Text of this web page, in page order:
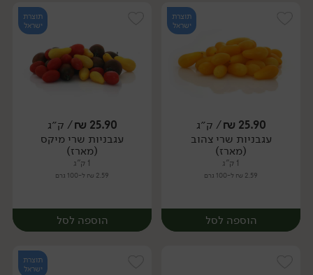
מארז מארז
תוצרת
ישראל
25.90
₪/ ק״ג
עגבניות שרי צהוב
(מארז)
1 ק"ג
2.59 ₪ ל-100 גרם
הוספה לסל
תוצרת
ישראל
25.90
₪/ ק״ג
עגבניות שרי מיקס
(מארז)
1 ק"ג
2.59 ₪ ל-100 גרם
הוספה לסל
תוצרת
ישראל